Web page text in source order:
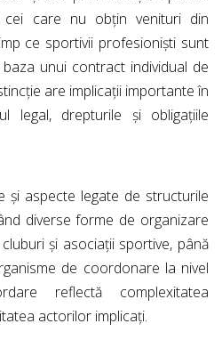
care nu obțin venituri din
ce sportivii profesioniști sunt
unui contract individual de
are implicații importante în
legal, drepturile și obligațiile
și aspecte legate de structurile
diverse forme de organizare
și asociații sportive, până
de coordonare la nivel
reflectă complexitatea
actorilor implicați.